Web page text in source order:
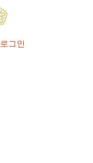
로그인